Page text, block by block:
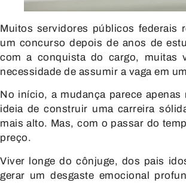
Muitos servidores públicos federais
um concurso depois de anos de
com a conquista do cargo, muitas
necessidade de assumir a vaga em
No início, a mudança parece
ideia de construir uma carreira
mais alto. Mas, com o passar do
preço.
Viver longe do cônjuge, dos pais
gerar um desgaste emocional